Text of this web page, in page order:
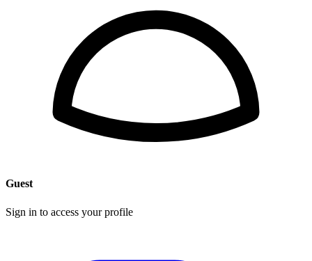
Guest
Sign in to access your profile